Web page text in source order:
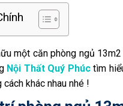
một căn phòng ngủ
Nội Thất Quý Phúctìm
khác nhau nhé !